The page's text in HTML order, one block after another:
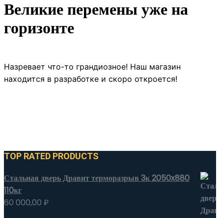
Великие перемены уже на
горизонте
Назревает что-то грандиозное! Наш магазин
находится в разработке и скоро откроется!
TOP RATED PRODUCTS
Стальная дверь Дравит терморазрыв 3к 2050x880
110кг
60 000,00 ₽